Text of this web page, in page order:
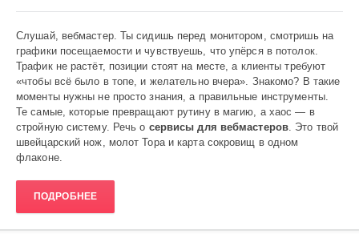
Аниме
Heavy
156
0
Слушай, вебмастер. Ты сидишь перед монитором, смотришь на
графики посещаемости и чувствуешь, что упёрся в потолок.
Трафик не растёт, позиции стоят на месте, а клиенты требуют
«чтобы всё было в топе, и желательно вчера». Знакомо? В такие
моменты нужны не просто знания, а правильные инструменты.
Те самые, которые превращают рутину в магию, а хаос — в
стройную систему. Речь о сервисы для вебмастеров . Это твой
швейцарский нож, молот Тора и карта сокровищ в одном
флаконе.
ПОДРОБНЕЕ